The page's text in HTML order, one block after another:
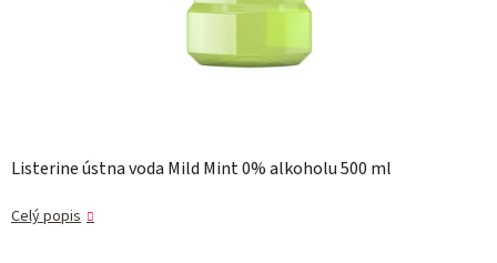
Listerine ústna voda Mild Mint 0% alkoholu 500 ml
Celý popis